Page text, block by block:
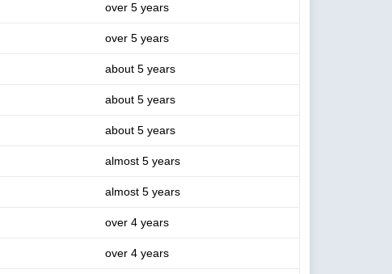
over 5 years
over 5 years
about 5 years
about 5 years
about 5 years
almost 5 years
almost 5 years
over 4 years
over 4 years